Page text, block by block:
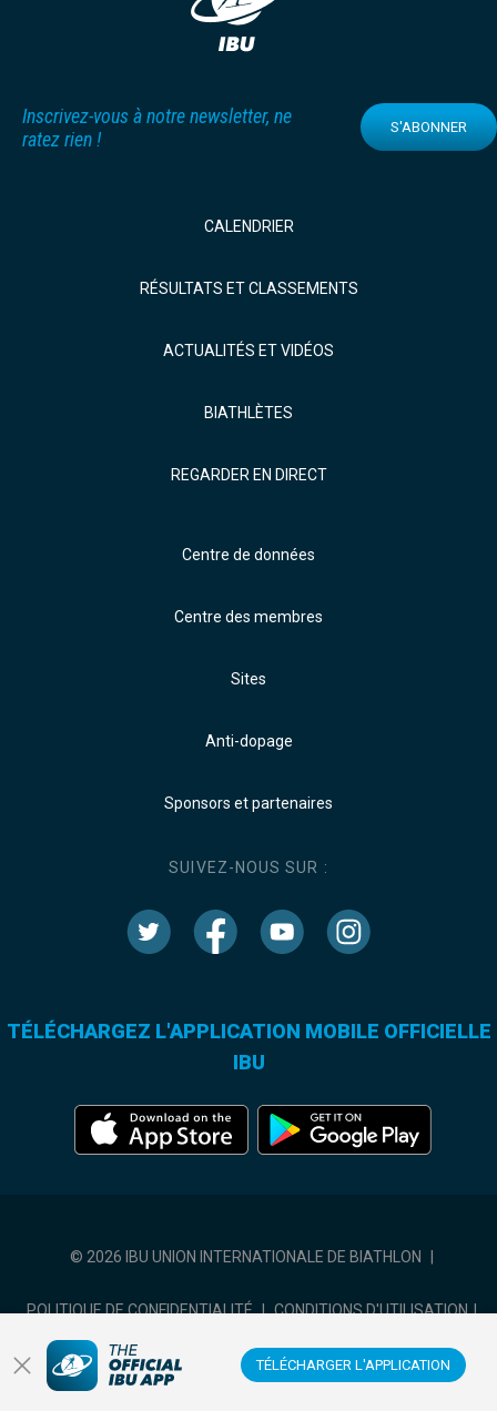
TÉLÉCHARGER L'APPLICATION
Inscrivez-vous à notre newsletter, ne
ratez rien !
S'ABONNER
CALENDRIER
RÉSULTATS ET CLASSEMENTS
ACTUALITÉS ET VIDÉOS
BIATHLÈTES
REGARDER EN DIRECT
Centre de données
Centre des membres
Sites
Anti-dopage
Sponsors et partenaires
SUIVEZ-NOUS SUR :
TÉLÉCHARGEZ L'APPLICATION MOBILE OFFICIELLE
IBU
© 2026 IBU UNION INTERNATIONALE DE BIATHLON
POLITIQUE DE CONFIDENTIALITÉ | CONDITIONS D'UTILISATION |
COOKIES SETTINGS